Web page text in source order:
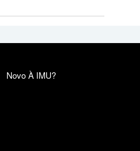
Novo À IMU?